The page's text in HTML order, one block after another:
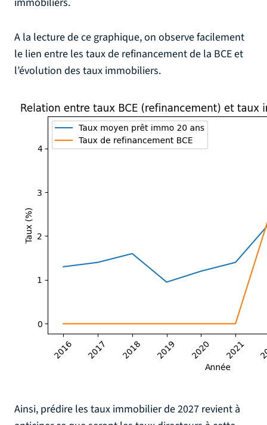
A la lecture de ce graphique, on observe facilement
le lien entre les taux de refinancement de la BCE et
l’évolution des taux immobiliers.
Ainsi, prédire les taux immobilier de 2027 revient à